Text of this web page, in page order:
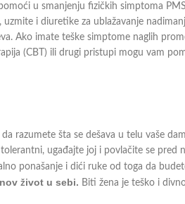
u smanjenju fizičkih simptoma
i diuretike za ublažavanje
Ako imate teške simptome naglih
(CBT) ili drugi pristupi mogu vam
razumete šta se dešava u telu vaše
ugađajte joj i povlačite se pred
ponašanje i dići ruke od toga da
život u sebi. Biti žena je teško i